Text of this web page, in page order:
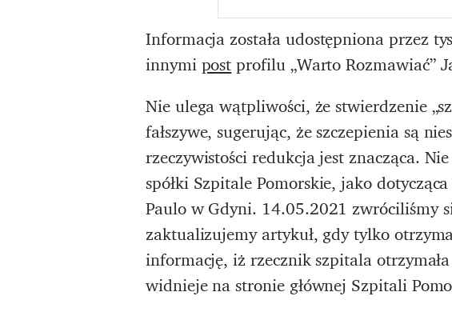
Informacja została udostępniona przez
innymipostprofilu „Warto Rozmawiać”
Nie ulega wątpliwości, że stwierdzenie
fałszywe, sugerując, że szczepienia są
rzeczywistości redukcja jest znacząca.
spółki Szpitale Pomorskie, jako
Paulo w Gdyni. 14.05.2021 zwróciliśmy
zaktualizujemy artykuł, gdy tylko
informację, iż rzecznik szpitala
widnieje na stronie głównej Szpitali